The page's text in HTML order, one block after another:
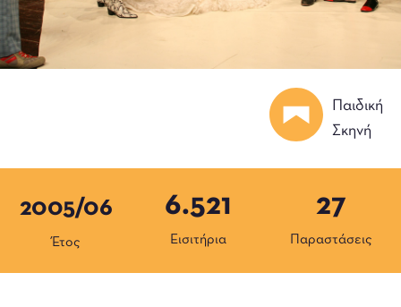
Παιδική
Σκηνή
2005/06
Έτος Εισιτήρια
6.521
Παραστάσεις
27